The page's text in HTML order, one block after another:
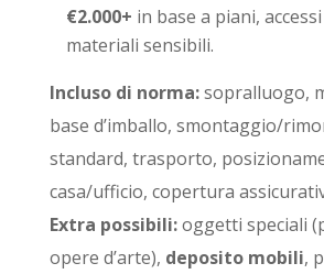
€2.000+ in base a piani,
materiali sensibili.
Incluso di norma:sopralluogo,
base d’imballo, smontaggio/
standard, trasporto,
casa/ufficio, copertura
Extra possibili:oggetti speciali
opere d’arte), deposito mobili,